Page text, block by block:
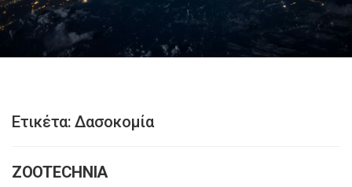
Ετικέτα:Δασοκομία
ZOOTECHNIA